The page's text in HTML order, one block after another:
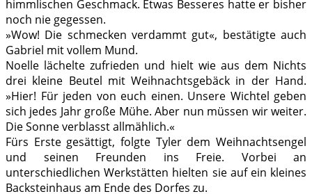
himmlischen Geschmack. Etwas Besseres hatte er bisher
noch nie gegessen.
»Wow! Die schmecken verdammt gut«, bestätigte auch
Gabriel mit vollem Mund.
Noelle lächelte zufrieden und hielt wie aus dem Nichts
drei kleine Beutel mit Weihnachtsgebäck in der Hand.
»Hier! Für jeden von euch einen. Unsere Wichtel geben
sich jedes Jahr große Mühe. Aber nun müssen wir weiter.
Die Sonne verblasst allmählich.«
Fürs Erste gesättigt, folgte Tyler dem Weihnachtsengel
und seinen Freunden ins Freie. Vorbei an
unterschiedlichen Werkstätten hielten sie auf ein kleines
Backsteinhaus am Ende des Dorfes zu.